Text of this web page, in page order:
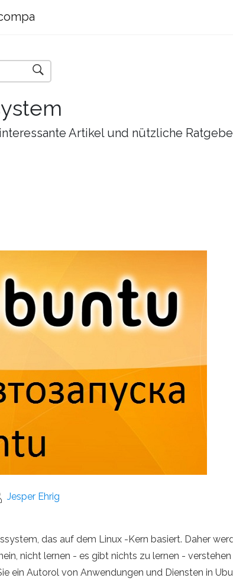
Artikel und nützliche
Jesper Ehrig
das auf dem Linux -Kern basiert. Daher
nicht lernen - es gibt nichts zu lernen -
ein Autorol von Anwendungen und Diensten in